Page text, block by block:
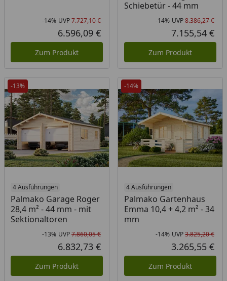
Rabatt in Prozent
-14%
Ursprünglicher Preis
UVP7.727,10 €
Aktueller Preis
6.596,09 €
Zum Produkt
Schiebetür - 44 mm
-14% UVP8.386,27 €
7.155,54 €
Zum Produkt
-13%
4 Ausführungen
Palmako Garage Roger
28,4 m² - 44 mm - mit
Sektionaltoren
Rabatt in Prozent
-13%
Ursprünglicher Preis
UVP7.860,05 €
Aktueller Preis
6.832,73 €
Zum Produkt
-14%
4 Ausführungen
Palmako Gartenhaus
Emma 10,4 + 4,2 m² - 34
mm
-14% UVP3.825,20 €
3.265,55 €
Zum Produkt